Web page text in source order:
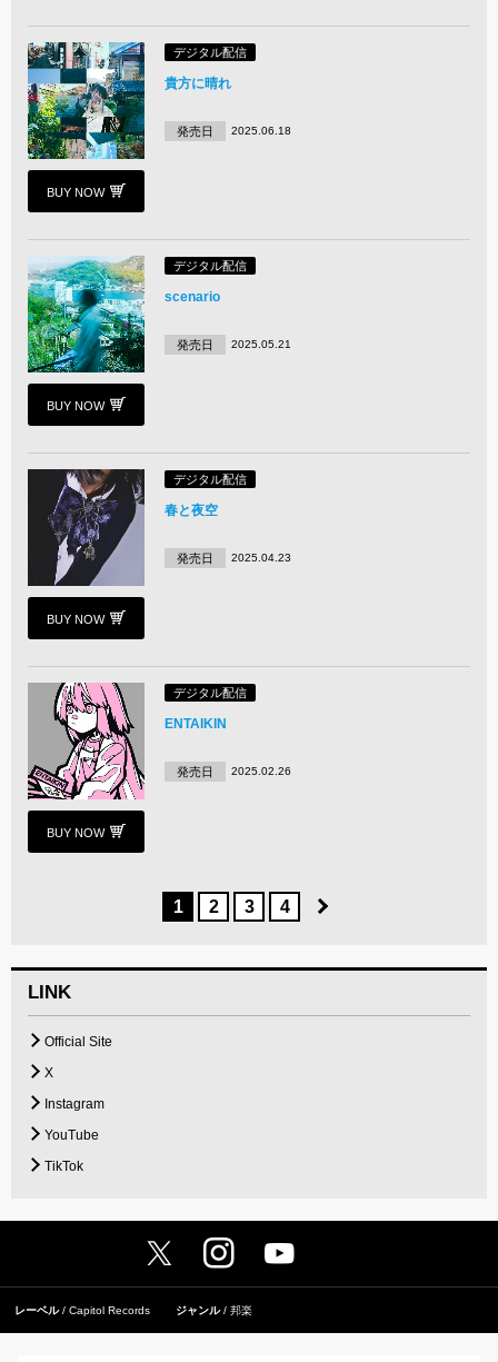
BUY NOW
デジタル配信
貴方に晴れ
発売日 2025.06.18
BUY NOW
デジタル配信
scenario
発売日 2025.05.21
BUY NOW
デジタル配信
春と夜空
発売日 2025.04.23
BUY NOW
デジタル配信
ENTAIKIN
発売日 2025.02.26
1 2 3 4
LINK
Official Site
X
Instagram
YouTube
TikTok
レーベル Capitol Records ジャンル 邦楽